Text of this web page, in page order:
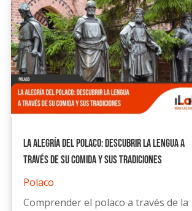
La Alegría del Polaco: Descubrir la lengua a
través de su comida y sus tradiciones
Polaco
Comprender el polaco a través de la